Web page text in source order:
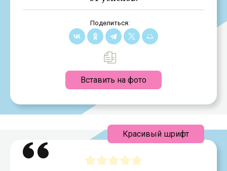
Поделиться:
Вставить на фото
Красивый шрифт